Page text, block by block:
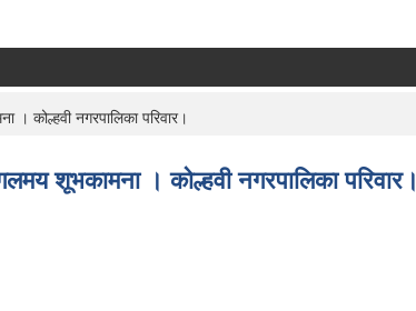
कोल्हवी नगरपालिका परिवार।
शूभकामना । कोल्हवी नगरपालिका परिवार।